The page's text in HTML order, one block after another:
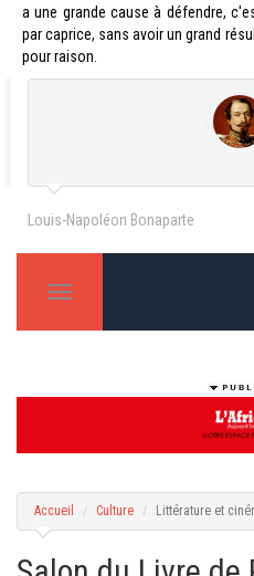
a une grande cause à défendre,
par caprice, sans avoir un grand
pour raison.
Louis-Napoléon Bonaparte
T
g
n
i
t
Accueil Culture Littérature et